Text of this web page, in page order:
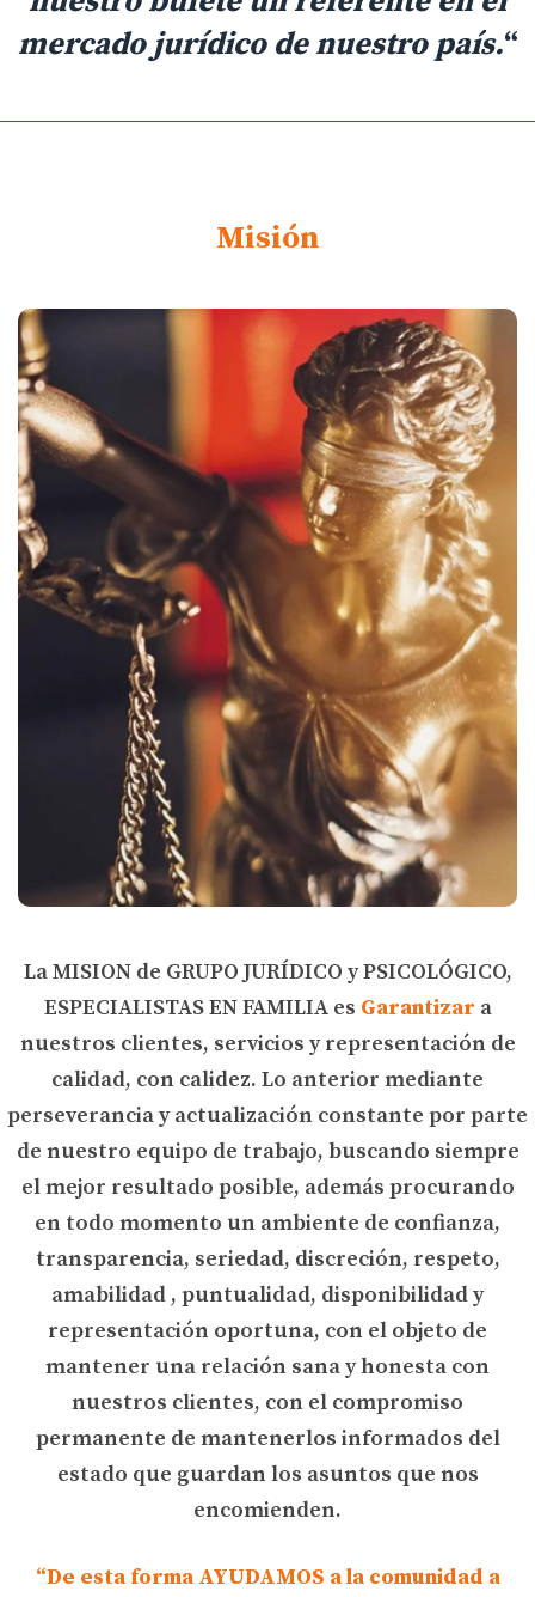
mercado jurídico de nuestro país.“
Misión
La MISION de GRUPO JURÍDICO y PSICOLÓGICO,
ESPECIALISTAS EN FAMILIA es Garantizar a
nuestros clientes, servicios y representación de
calidad, con calidez. Lo anterior mediante
perseverancia y actualización constante por parte
de nuestro equipo de trabajo, buscando siempre
el mejor resultado posible, además procurando
en todo momento un ambiente de confianza,
transparencia, seriedad, discreción, respeto,
amabilidad , puntualidad, disponibilidad y
representación oportuna, con el objeto de
mantener una relación sana y honesta con
nuestros clientes, con el compromiso
permanente de mantenerlos informados del
estado que guardan los asuntos que nos
encomienden.
“De esta forma AYUDAMOS a la comunidad a